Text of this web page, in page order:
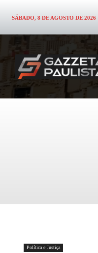
SÁBADO, 8 DE AGOSTO DE 2026
Política e Justiça